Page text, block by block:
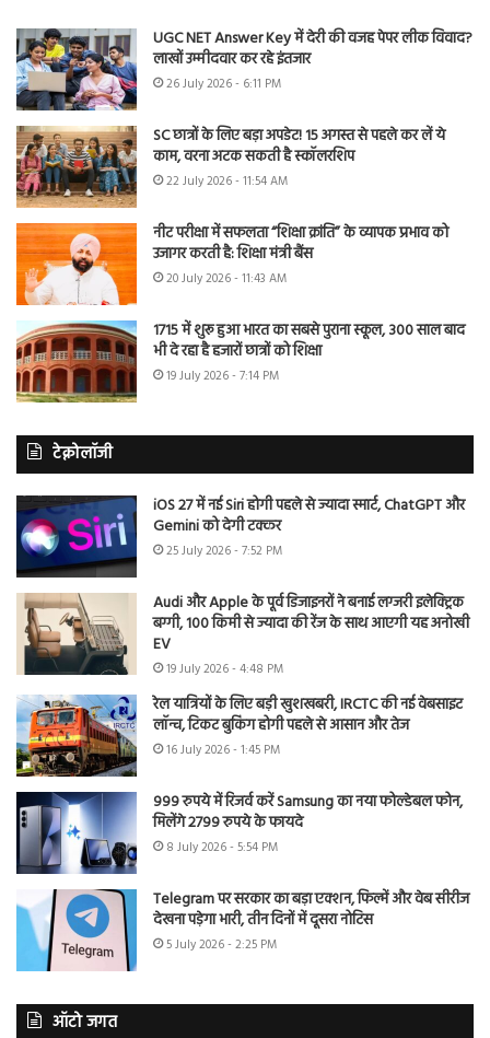
UGC NET Answer Key में देरी की वजह पेपर लीक विवाद?
लाखों उम्मीदवार कर रहे इंतजार
26 July 2026 - 6:11 PM
SC छात्रों के लिए बड़ा अपडेट! 15 अगस्त से पहले कर लें ये
काम, वरना अटक सकती है स्कॉलरशिप
22 July 2026 - 11:54 AM
नीट परीक्षा में सफलता “शिक्षा क्रांति” के व्यापक प्रभाव को
उजागर करती है: शिक्षा मंत्री बैंस
20 July 2026 - 11:43 AM
1715 में शुरू हुआ भारत का सबसे पुराना स्कूल, 300 साल बाद
भी दे रहा है हजारों छात्रों को शिक्षा
19 July 2026 - 7:14 PM
टेक्नोलॉजी
iOS 27 में नई Siri होगी पहले से ज्यादा स्मार्ट, ChatGPT और
Gemini को देगी टक्कर
25 July 2026 - 7:52 PM
Audi और Apple के पूर्व डिजाइनरों ने बनाई लग्जरी इलेक्ट्रिक
बग्गी, 100 किमी से ज्यादा की रेंज के साथ आएगी यह अनोखी
EV
19 July 2026 - 4:48 PM
रेल यात्रियों के लिए बड़ी खुशखबरी, IRCTC की नई वेबसाइट
लॉन्च, टिकट बुकिंग होगी पहले से आसान और तेज
16 July 2026 - 1:45 PM
999 रुपये में रिजर्व करें Samsung का नया फोल्डेबल फोन,
मिलेंगे 2799 रुपये के फायदे
8 July 2026 - 5:54 PM
Telegram पर सरकार का बड़ा एक्शन, फिल्में और वेब सीरीज
देखना पड़ेगा भारी, तीन दिनों में दूसरा नोटिस
5 July 2026 - 2:25 PM
ऑटो जगत